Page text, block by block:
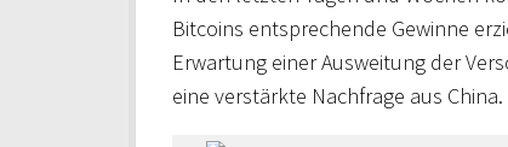
Bitcoins entsprechende Gewinne
Erwartung einer Ausweitung der
eine verstärkte Nachfrage aus